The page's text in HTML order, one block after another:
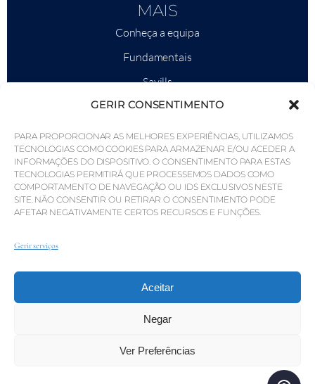
GERIR CONSENTIMENTO
PARA PROPORCIONAR AS MELHORES EXPERIÊNCIAS, UTILIZAMOS
TECNOLOGIAS COMO COOKIES PARA ARMAZENAR E/OU ACEDER A
INFORMAÇÕES DO DISPOSITIVO. O CONSENTIMENTO PARA ESTAS
TECNOLOGIAS PERMITIRÁ QUE PROCESSEMOS DADOS COMO
COMPORTAMENTO DE NAVEGAÇÃO OU IDS EXCLUSIVOS NESTE
SITE. NÃO CONSENTIR OU RETIRAR O CONSENTIMENTO PODE
AFETAR NEGATIVAMENTE CERTOS RECURSOS E FUNÇÕES.
Gerir serviços
Aceitar
Negar
Ver Preferências
MAIS
Conheça a equipa
Fundamentais
Savills
Inteligência de mercado
Porquê a QP Savills?
Notícias e Eventos
Mapas da área
Comunidade
© Weber Media®Todos os direitos reservados 2026.
Impressão
© QP Savills – Mills & Mills Lda. Todos os direitos
reservados. Licença Imobiliária n.º AMI-1252 APEMIP 3785.